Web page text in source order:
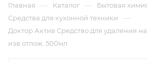
Главная — Каталог — Бытовая
Средства для кухонной техники —
Доктор Актив Средство для удаления
изв.отлож. 500мл